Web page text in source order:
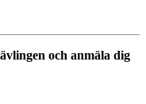
och anmäla dig